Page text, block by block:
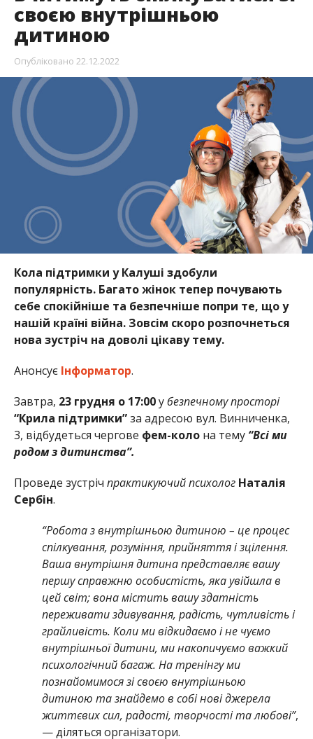
своєю внутрішньою
дитиною
Опубліковано 22.12.2022
Кола підтримки у Калуші здобули
популярність. Багато жінок тепер почувають
себе спокійніше та безпечніше попри те, що у
нашій країні війна. Зовсім скоро розпочнеться
нова зустріч на доволі цікаву тему.
Анонсує Інформатор.
Завтра, 23 грудня о 17:00убезпечному просторі
“Крила підтримки”за адресою вул. Винниченка,
3, відбудеться чергове фем-колона тему “Всі ми
родом з дитинства”.
Проведе зустріч практикуючий психолог Наталія
Сербін.
“Робота з внутрішньою дитиною – це процес
спілкування, розуміння, прийняття і зцілення.
Ваша внутрішня дитина представляє вашу
першу справжню особистість, яка увійшла в
цей світ; вона містить вашу здатність
переживати здивування, радість, чутливість і
грайливість. Коли ми відкидаємо і не чуємо
внутрішньої дитини, ми накопичуємо важкий
психологічний багаж. На тренінгу ми
познайомимося зі своєю внутрішньою
дитиною та знайдемо в собі нові джерела
життєвих сил, радості, творчості та любові”,
— діляться організатори.